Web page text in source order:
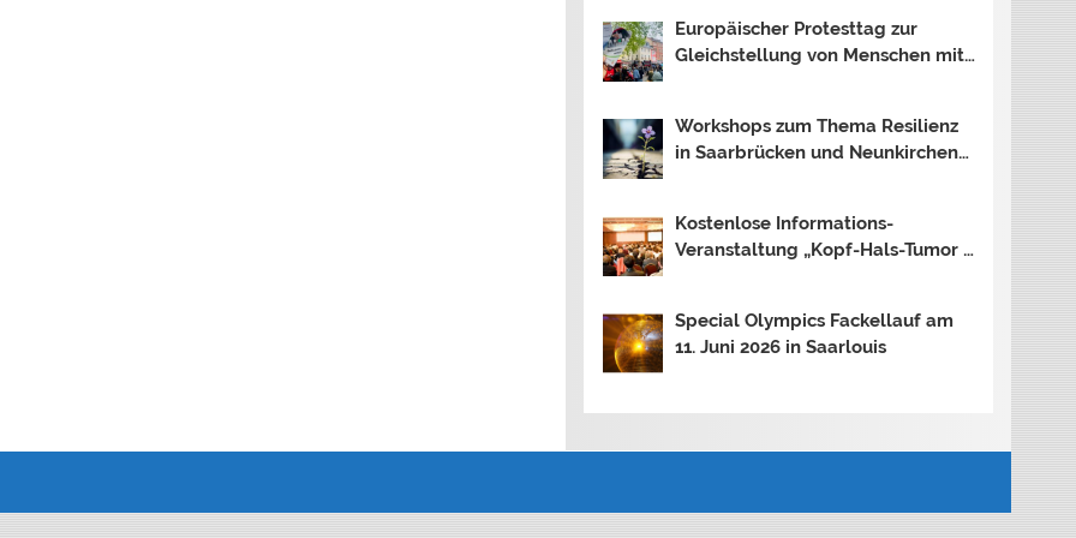
Europäischer Protesttag zur
Gleichstellung von Menschen mit
Workshops zum Thema Resilienz
in Saarbrücken und Neunkirchen
Kostenlose Informations-
Veranstaltung „Kopf-Hals-Tumor –
Special Olympics Fackellauf am
11. Juni 2026 in Saarlouis